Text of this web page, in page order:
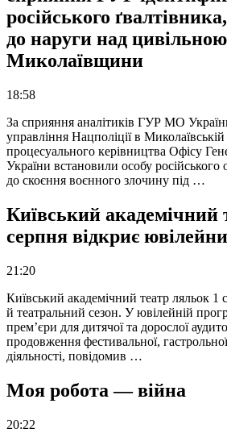
російського
до наруги над
Миколаївщини
18:58
За сприяння аналітиків ГУР МО
управління Нацполіції в Миколаївській
процесуального керівництва Офісу
України встановили особу
до скоєння воєнного злочину під …
Київський академічний
серпня відкриє
21:20
Київський академічний театр ляльок 1
й театральний сезон. У ювілейній
прем’єри для дитячої та дорослої
продовження фестивальної,
діяльності, повідомив …
Моя робота — війна
20:22